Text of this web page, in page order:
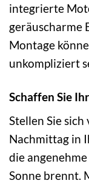
integrierte
geräuscharme
Montage
unkompliziert
Schaffen Sie
Stellen Sie sich
Nachmittag in
die
Sonne brennt.